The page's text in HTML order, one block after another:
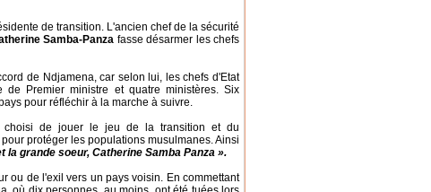
de transition. L'ancien chef de la sécurité
Samba-Panza fasse désarmer les chefs
de Ndjamena, car selon lui, les chefs d'Etat
Premier ministre et quatre ministères. Six
pour réfléchir à la marche à suivre.
de jouer le jeu de la transition et du
protéger les populations musulmanes. Ainsi
la grande soeur, Catherine Samba Panza ».
ou de l'exil vers un pays voisin. En commettant